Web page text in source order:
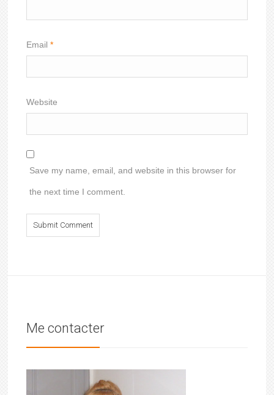
Email*
Website
Save my name, email, and website in this browser for
the next time I comment.
Me contacter